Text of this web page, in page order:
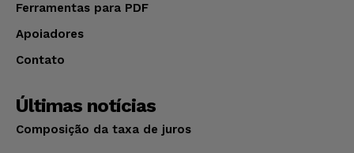
Ferramentas para PDF
Apoiadores
Contato
Últimas notícias
Composição da taxa de juros